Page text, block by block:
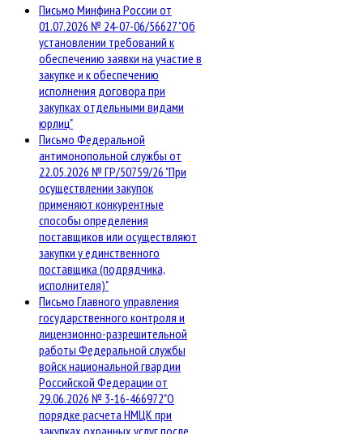
Письмо Минфина России от
01.07.2026 № 24-07-06/56627 "Об
установлении требований к
обеспечению заявки на участие в
закупке и к обеспечению
исполнения договора при
закупках отдельными видами
юрлиц"
Письмо Федеральной
антимонопольной службы от
22.05.2026 № ГР/50759/26 "При
осуществлении закупок
применяют конкурентные
способы определения
поставщиков или осуществляют
закупки у единственного
поставщика (подрядчика,
исполнителя)"
Письмо Главного управления
государственного контроля и
лицензионно-разрешительной
работы Федеральной службы
войск национальной гвардии
Российской Федерации от
29.06.2026 № 3-16-466972"О
порядке расчета НМЦК при
закупках охранных услуг после